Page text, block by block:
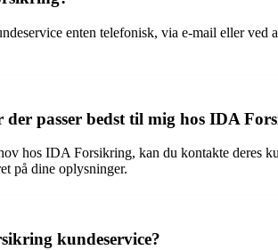
enten telefonisk, via e-mail eller
passer bedst til mig hos IDA
hos IDA Forsikring, kan du kontakte deres
på dine oplysninger.
kundeservice?